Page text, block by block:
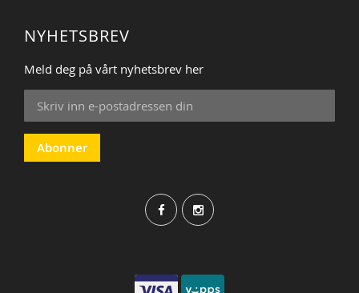
NYHETSBREV
Meld deg på vårt nyhetsbrev her
Sign
Up
for
Our
Newsletter:
Abonner